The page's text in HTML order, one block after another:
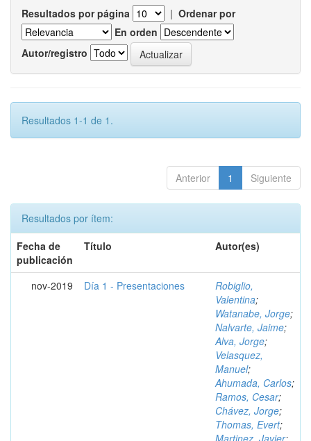
Resultados por página | Ordenar por
En orden
Autor/registro
Resultados 1-1 de 1.
Anterior 1 Siguiente
Resultados por ítem:
Fecha de
publicación
Título Autor(es)
nov-2019 Día 1 - Presentaciones
Robiglio,
Valentina;
Watanabe, Jorge;
Nalvarte, Jaime;
Alva, Jorge;
Velasquez,
Manuel;
Ahumada, Carlos;
Ramos, Cesar;
Chávez, Jorge;
Thomas, Evert;
Martinez, Javier;